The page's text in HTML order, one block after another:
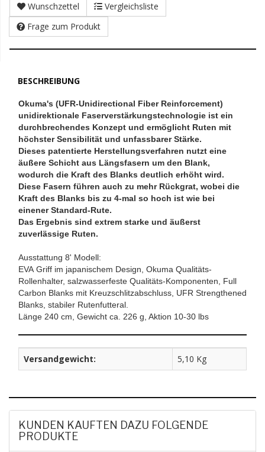
Wunschzettel
Vergleichsliste
Frage zum Produkt
BESCHREIBUNG
Okuma's (UFR-Unidirectional Fiber Reinforcement)
unidirektionale Faserverstärkungstechnologie ist ein
durchbrechendes Konzept und ermöglicht Ruten mit
höchster Sensibilität und unfassbarer Stärke.
Dieses patentierte Herstellungsverfahren nutzt eine
äußere Schicht aus Längsfasern um den Blank,
wodurch die Kraft des Blanks deutlich erhöht wird.
Diese Fasern führen auch zu mehr Rückgrat, wobei die
Kraft des Blanks bis zu 4-mal so hoch ist wie bei
einener Standard-Rute.
Das Ergebnis sind extrem starke und äußerst
zuverlässige Ruten.
Ausstattung 8' Modell:
EVA Griff im japanischem Design, Okuma Qualitäts-
Rollenhalter, salzwasserfeste Qualitäts-Komponenten, Full
Carbon Blanks mit Kreuzschlitzabschluss, UFR Strengthened
Blanks, stabiler Rutenfutteral.
Länge 240 cm, Gewicht ca. 226 g, Aktion 10-30 lbs
Versandgewicht: 5,10 Kg
KUNDEN KAUFTEN DAZU FOLGENDE
PRODUKTE